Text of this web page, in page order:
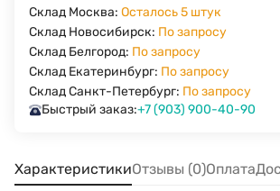
Склад Москва: Осталось 5 штук
Склад Новосибирск: По запросу
Склад Белгород: По запросу
Склад Екатеринбург: По запросу
Склад Санкт-Петербург: По запросу
Быстрый заказ:+7 (903) 900-40-90
ХарактеристикиОтзывы (0)Оплата